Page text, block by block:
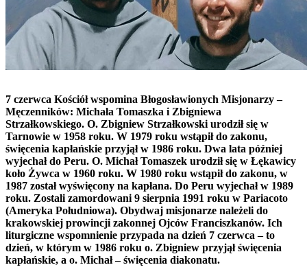
7 czerwca Kościół wspomina Błogosławionych Misjonarzy –
Męczenników: Michała Tomaszka i Zbigniewa
Strzałkowskiego. O. Zbigniew Strzałkowski urodził się w
Tarnowie w 1958 roku. W 1979 roku wstąpił do zakonu,
święcenia kapłańskie przyjął w 1986 roku. Dwa lata później
wyjechał do Peru. O. Michał Tomaszek urodził się w Łękawicy
koło Żywca w 1960 roku. W 1980 roku wstąpił do zakonu, w
1987 został wyświęcony na kapłana. Do Peru wyjechał w 1989
roku. Zostali zamordowani 9 sierpnia 1991 roku w Pariacoto
(Ameryka Południowa). Obydwaj misjonarze należeli do
krakowskiej prowincji zakonnej Ojców Franciszkanów. Ich
liturgiczne wspomnienie przypada na dzień 7 czerwca – to
dzień, w którym w 1986 roku o. Zbigniew przyjął święcenia
kapłańskie, a o. Michał – święcenia diakonatu.